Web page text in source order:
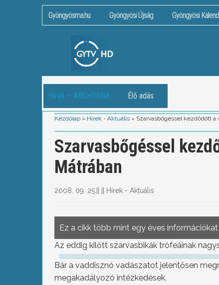
Gyöngyösma.hu Gyöngyösi Újság Gyöngyösi
Hírek – ARCHÍVUM Élő adás
Kezdőlap » Hírek - Aktuális » Szarvasbőgéssel kezdődött a
Szarvasbőgéssel
Mátrában
2008. 09. 25. Hírek - Aktuális
Ez a cikk több mint egy éves
Az eddig kilőtt szarvasbikák trófeáinak
Bár a vaddisznó vadászatot jelentősen
megakadályozó intézkedések.